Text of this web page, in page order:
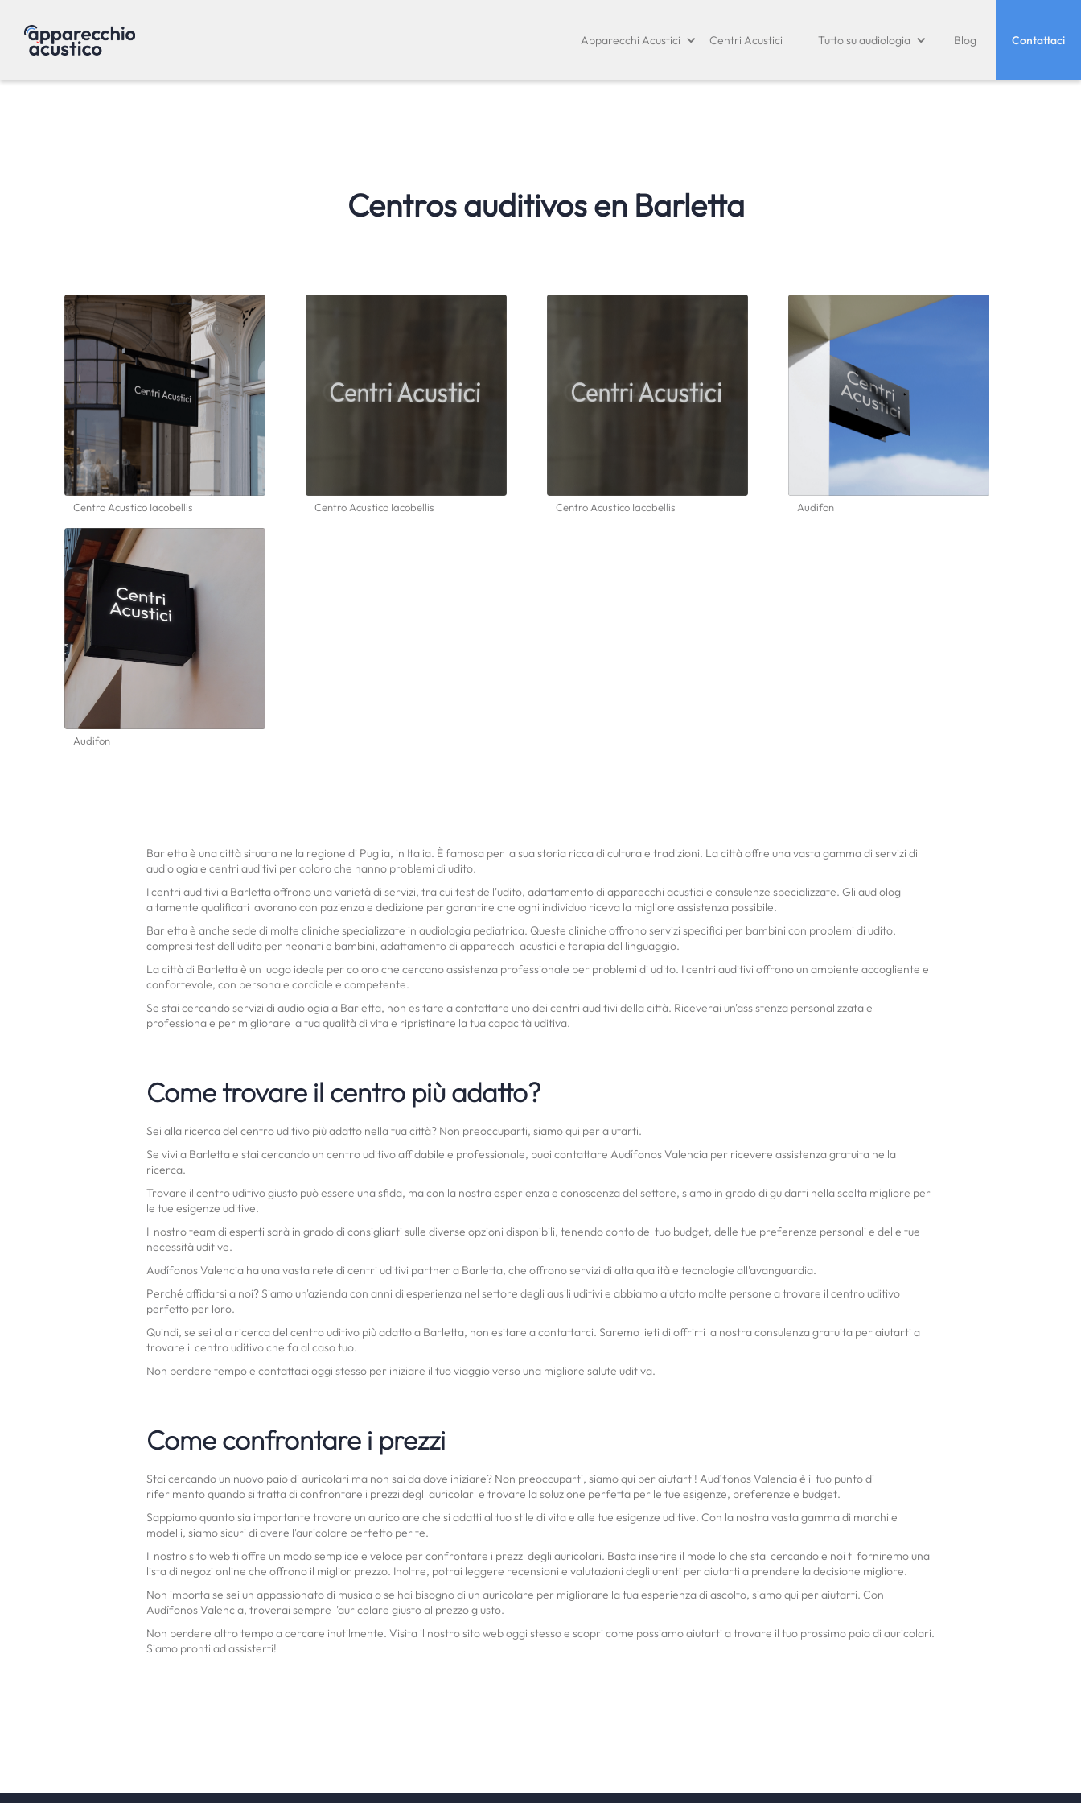
Apparecchi Acustici Centri Acustici Tutto su audiologia Blog Contattaci
Centros auditivos en Barletta
Centro Acustico Iacobellis Centro Acustico Iacobellis Centro Acustico Iacobellis Audifon
Audifon
Barletta è una città situata nella regione di Puglia, in Italia. È famosa per la sua storia ricca di cultura e tradizioni. La città offre una vasta gamma di servizi di
audiologia e centri auditivi per coloro che hanno problemi di udito.
I centri auditivi a Barletta offrono una varietà di servizi, tra cui test dell'udito, adattamento di apparecchi acustici e consulenze specializzate. Gli audiologi
altamente qualificati lavorano con pazienza e dedizione per garantire che ogni individuo riceva la migliore assistenza possibile.
Barletta è anche sede di molte cliniche specializzate in audiologia pediatrica. Queste cliniche offrono servizi specifici per bambini con problemi di udito,
compresi test dell'udito per neonati e bambini, adattamento di apparecchi acustici e terapia del linguaggio.
La città di Barletta è un luogo ideale per coloro che cercano assistenza professionale per problemi di udito. I centri auditivi offrono un ambiente accogliente e
confortevole, con personale cordiale e competente.
Se stai cercando servizi di audiologia a Barletta, non esitare a contattare uno dei centri auditivi della città. Riceverai un'assistenza personalizzata e
professionale per migliorare la tua qualità di vita e ripristinare la tua capacità uditiva.
Come trovare il centro più adatto?
Sei alla ricerca del centro uditivo più adatto nella tua città? Non preoccuparti, siamo qui per aiutarti.
Se vivi a Barletta e stai cercando un centro uditivo affidabile e professionale, puoi contattare Audífonos Valencia per ricevere assistenza gratuita nella
ricerca.
Trovare il centro uditivo giusto può essere una sfida, ma con la nostra esperienza e conoscenza del settore, siamo in grado di guidarti nella scelta migliore per
le tue esigenze uditive.
Il nostro team di esperti sarà in grado di consigliarti sulle diverse opzioni disponibili, tenendo conto del tuo budget, delle tue preferenze personali e delle tue
necessità uditive.
Audífonos Valencia ha una vasta rete di centri uditivi partner a Barletta, che offrono servizi di alta qualità e tecnologie all'avanguardia.
Perché affidarsi a noi? Siamo un'azienda con anni di esperienza nel settore degli ausili uditivi e abbiamo aiutato molte persone a trovare il centro uditivo
perfetto per loro.
Quindi, se sei alla ricerca del centro uditivo più adatto a Barletta, non esitare a contattarci. Saremo lieti di offrirti la nostra consulenza gratuita per aiutarti a
trovare il centro uditivo che fa al caso tuo.
Non perdere tempo e contattaci oggi stesso per iniziare il tuo viaggio verso una migliore salute uditiva.
Come confrontare i prezzi
Stai cercando un nuovo paio di auricolari ma non sai da dove iniziare? Non preoccuparti, siamo qui per aiutarti! Audífonos Valencia è il tuo punto di
riferimento quando si tratta di confrontare i prezzi degli auricolari e trovare la soluzione perfetta per le tue esigenze, preferenze e budget.
Sappiamo quanto sia importante trovare un auricolare che si adatti al tuo stile di vita e alle tue esigenze uditive. Con la nostra vasta gamma di marchi e
modelli, siamo sicuri di avere l'auricolare perfetto per te.
Il nostro sito web ti offre un modo semplice e veloce per confrontare i prezzi degli auricolari. Basta inserire il modello che stai cercando e noi ti forniremo una
lista di negozi online che offrono il miglior prezzo. Inoltre, potrai leggere recensioni e valutazioni degli utenti per aiutarti a prendere la decisione migliore.
Non importa se sei un appassionato di musica o se hai bisogno di un auricolare per migliorare la tua esperienza di ascolto, siamo qui per aiutarti. Con
Audífonos Valencia, troverai sempre l'auricolare giusto al prezzo giusto.
Non perdere altro tempo a cercare inutilmente. Visita il nostro sito web oggi stesso e scopri come possiamo aiutarti a trovare il tuo prossimo paio di auricolari.
Siamo pronti ad assisterti!